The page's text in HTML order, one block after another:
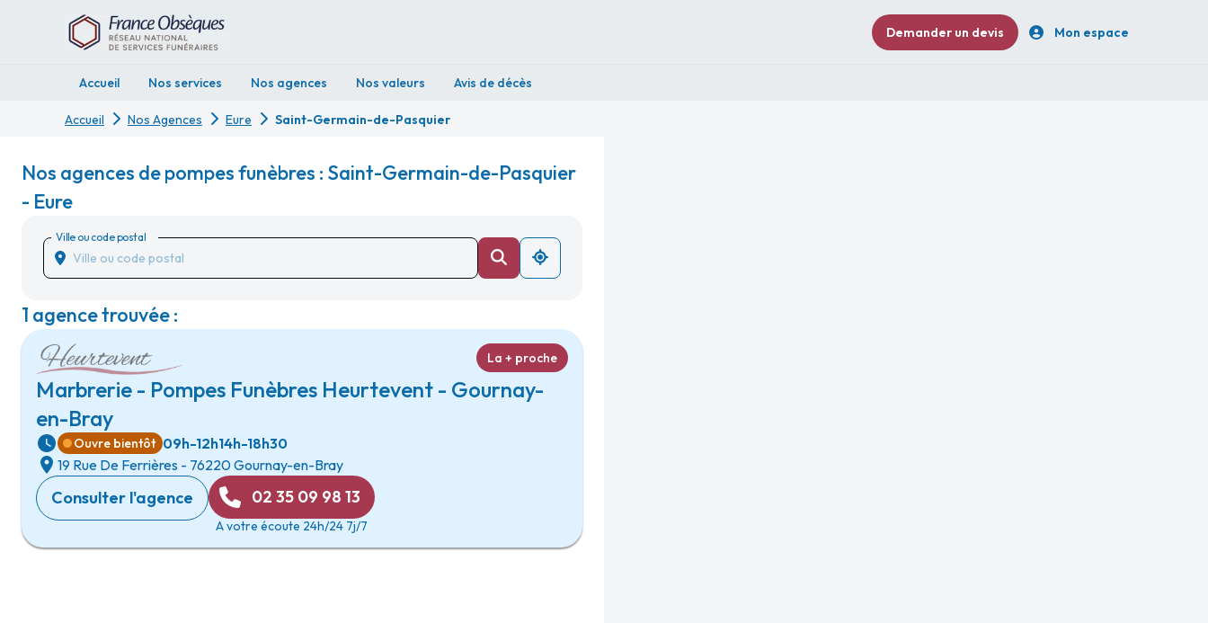
Demander un devis Mon espace
Accueil Nos services Nos agences Nos valeurs Avis de décès
Accueil Nos Agences Eure Saint-Germain-de-Pasquier
Nos agences de pompes funèbres : Saint-Germain-de-Pasquier
- Eure
Ville ou code postal
1 agence trouvée :
Marbrerie - Pompes Funèbres Heurtevent - Gournay-
en-Bray
La + proche
Ouvre bientôt 09h-12h14h-18h30
19 Rue De Ferrières - 76220 Gournay-en-Bray
Consulter l'agence 02 35 09 98 13
A votre écoute 24h/24 7j/7